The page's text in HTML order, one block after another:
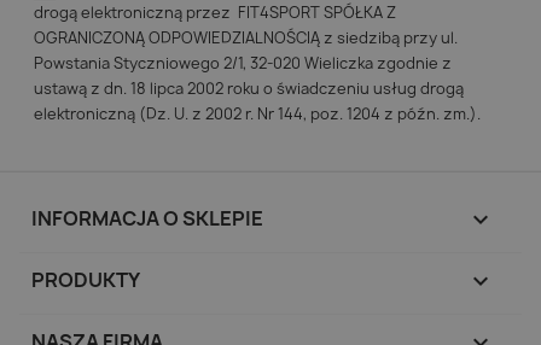
drogą elektroniczną przez FIT4SPORT SPÓŁKA Z
OGRANICZONĄ ODPOWIEDZIALNOŚCIĄ z siedzibą przy ul.
Powstania Styczniowego 2/1, 32-020 Wieliczka zgodnie z
ustawą z dn. 18 lipca 2002 roku o świadczeniu usług drogą
elektroniczną (Dz. U. z 2002 r. Nr 144, poz. 1204 z późn. zm.).
INFORMACJA O SKLEPIE keyboard_arrow_down
PRODUKTY 